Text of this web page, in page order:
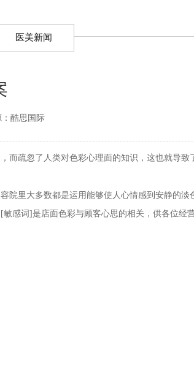
医美新闻
：酷思国际
疏忽了人类对色彩心理面的知识，这也就导致
里大多数都是运用能够使人心情感到安静的淡
感词]是店面色彩与顾客心思的相关，供各位经营